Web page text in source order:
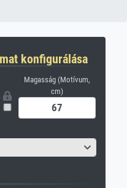
konfigurálása
Magasság (Motívum,
cm)